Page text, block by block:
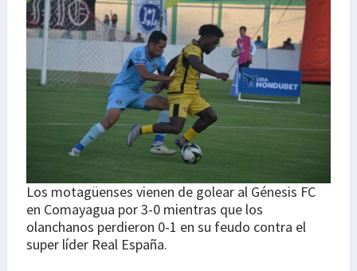
Los motagüenses vienen de golear al Génesis FC
en Comayagua por 3-0 mientras que los
olanchanos perdieron 0-1 en su feudo contra el
super líder Real España.